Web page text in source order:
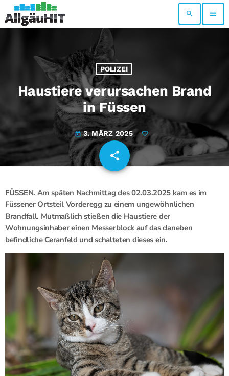
search menu
POLIZEI
Haustiere verursachen Brand
in Füssen
today 3. MÄRZ 2025
share
email
FÜSSEN. Am späten Nachmittag des 02.03.2025 kam es im
Füssener Ortsteil Vorderegg zu einem ungewöhnlichen
Brandfall. Mutmaßlich stießen die Haustiere der
Wohnungsinhaber einen Messerblock auf das daneben
befindliche Ceranfeld und schalteten dieses ein.